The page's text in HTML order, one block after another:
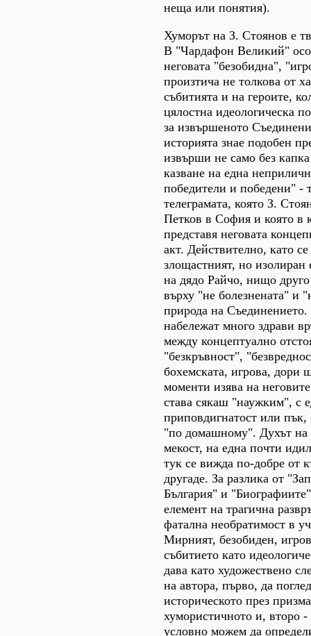
неща или понятия).
Хуморът на З. Стоянов е
В "Чардафон Великий"
неговата "безобидна",
произтича не толкова от
събитията и на героите,
цялостна идеологическа
за извършеното
историята знае подобен
извърши не само без
казване на една
победители и победени" -
телеграмата, която З.
Петков в София и която в
представя неговата
акт. Действително, като
злощастният, но изолиран
на дядо Райчо, нищо
върху "не болезнената" и
природа на
набележат много здрави
между концептуално
"безкръвност",
бохемската, игрова, дори
моменти изява на
става сякаш "наужким", с
приповдигнатост или
"по домашному". Духът на
мекост, на една почти
тук се вижда по-добре от
другаде. За разлика от
България" и
елемент на трагична
фатална необратимост в
Мирният, безобиден,
събитието като
дава като художествено
на автора, първо, да
историческото през
хумористичното и, второ -
условно можем да